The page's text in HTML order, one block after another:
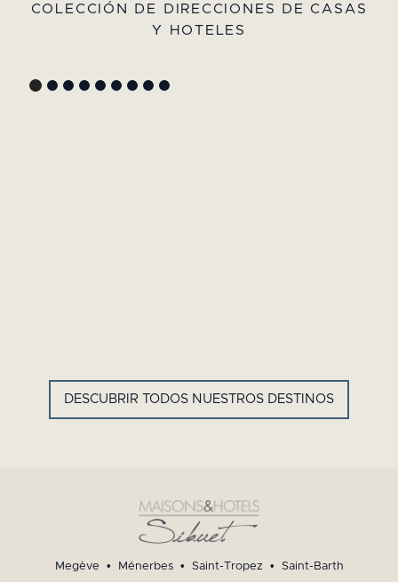
COLECCIÓN DE DIRECCIONES DE CASAS
Y HOTELES
DESCUBRIR TODOS NUESTROS DESTINOS
Megève • Ménerbes• Saint-Tropez • Saint-Barth